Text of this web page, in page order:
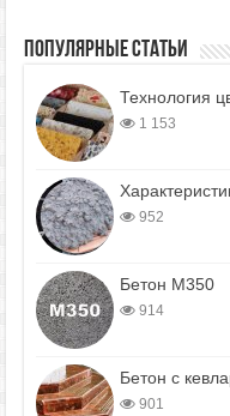
Популярные статьи
Технология
1 153
952
Бетон М350
914
Бетон с
901